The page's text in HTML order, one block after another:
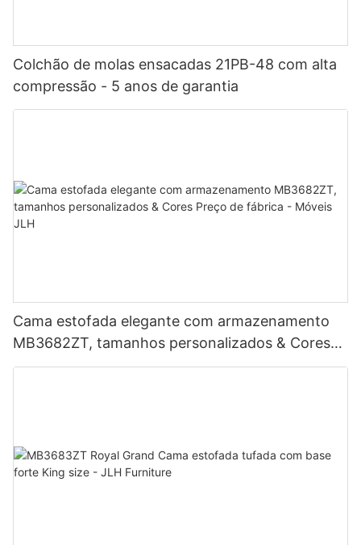
Colchão de molas ensacadas 21PB-48 com alta
compressão - 5 anos de garantia
Cama estofada elegante com armazenamento
MB3682ZT, tamanhos personalizados & Cores
Preço de fábrica - Móveis JLH